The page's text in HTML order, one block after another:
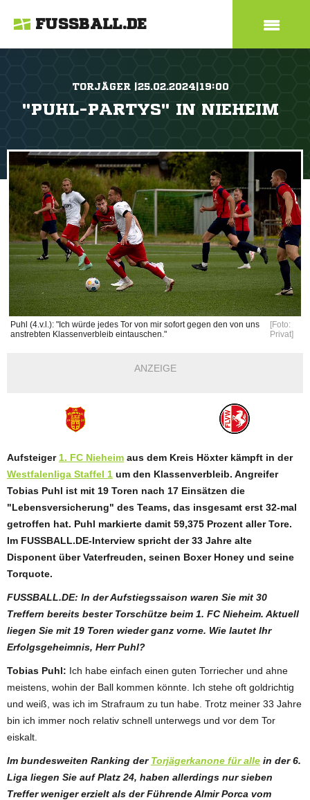
FUSSBALL.DE
TORJÄGER |25.02.2024|19:00
"PUHL-PARTYS" IN NIEHEIM
Puhl (4.v.l.): "Ich würde jedes Tor von mir sofort gegen den von uns
anstrebten Klassenverbleib eintauschen."
[Foto:
Privat]
ANZEIGE
Aufsteiger 1. FC Nieheim aus dem Kreis Höxter kämpft in der
Westfalenliga Staffel 1 um den Klassenverbleib. Angreifer
Tobias Puhl ist mit 19 Toren nach 17 Einsätzen die
"Lebensversicherung" des Teams, das insgesamt erst 32-mal
getroffen hat. Puhl markierte damit 59,375 Prozent aller Tore.
Im FUSSBALL.DE-Interview spricht der 33 Jahre alte
Disponent über Vaterfreuden, seinen Boxer Honey und seine
Torquote.
FUSSBALL.DE: In der Aufstiegssaison waren Sie mit 30
Treffern bereits bester Torschütze beim 1. FC Nieheim. Aktuell
liegen Sie mit 19 Toren wieder ganz vorne. Wie lautet Ihr
Erfolgsgeheimnis, Herr Puhl?
Tobias Puhl: Ich habe einfach einen guten Torriecher und ahne
meistens, wohin der Ball kommen könnte. Ich stehe oft goldrichtig
und weiß, was ich im Strafraum zu tun habe. Trotz meiner 33 Jahre
bin ich immer noch relativ schnell unterwegs und vor dem Tor
eiskalt.
Im bundesweiten Ranking der Torjägerkanone für alle in der 6.
Liga liegen Sie auf Platz 24, haben allerdings nur sieben
Treffer weniger erzielt als der Führende Almir Porca vom